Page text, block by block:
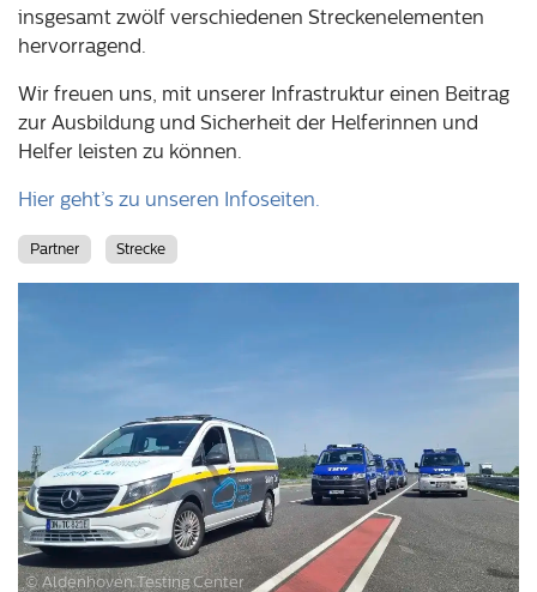
insgesamt zwölf verschiedenen Streckenelementen
hervorragend.
Wir freuen uns, mit unserer Infrastruktur einen Beitrag
zur Ausbildung und Sicherheit der Helferinnen und
Helfer leisten zu können.
Hier geht’s zu unseren Infoseiten.
Partner Strecke
© Aldenhoven Testing Center